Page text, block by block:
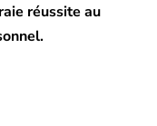
réussite au